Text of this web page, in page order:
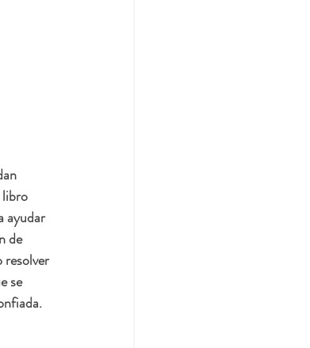
libro
ayudar
de
resolver
se